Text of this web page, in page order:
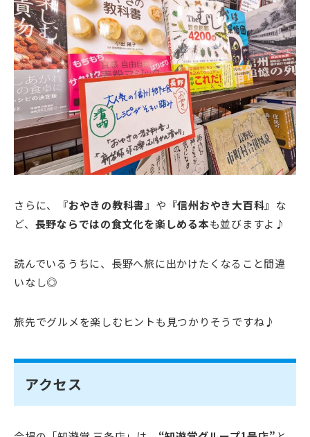
さらに、 『おやきの教科書』 や 『信州おやき大百科』 な
ど、 長野ならではの食文化を楽しめる本も並びますよ♪
読んでいるうちに、長野へ旅に出かけたくなること間違
いなし◎
旅先でグルメを楽しむヒントも見つかりそうですね♪
アクセス